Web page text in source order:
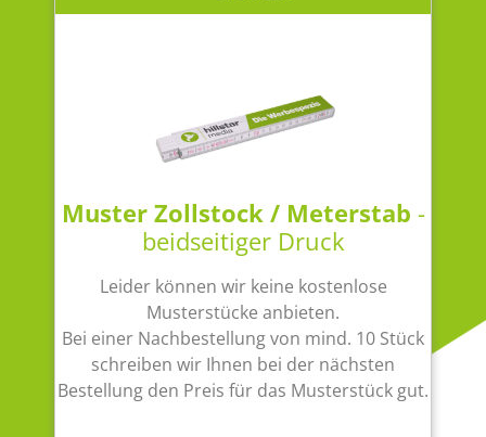
Muster Zollstock / Meterstab -
beidseitiger Druck
Leider können wir keine kostenlose
Musterstücke anbieten.
Bei einer Nachbestellung von mind. 10 Stück
schreiben wir Ihnen bei der nächsten
Bestellung den Preis für das Musterstück gut.